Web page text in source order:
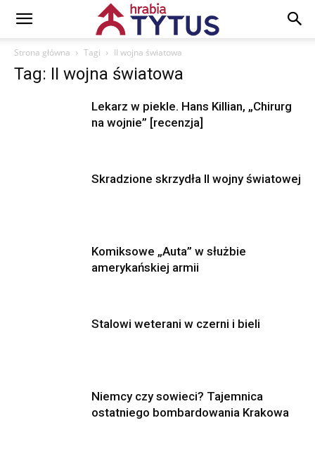
Strona główna Tagi II wojna światowa
Tag: II wojna światowa
Lekarz w piekle. Hans Killian, „Chirurg
na wojnie” [recenzja]
Skradzione skrzydła II wojny światowej
Komiksowe „Auta” w służbie
amerykańskiej armii
Stalowi weterani w czerni i bieli
Niemcy czy sowieci? Tajemnica
ostatniego bombardowania Krakowa